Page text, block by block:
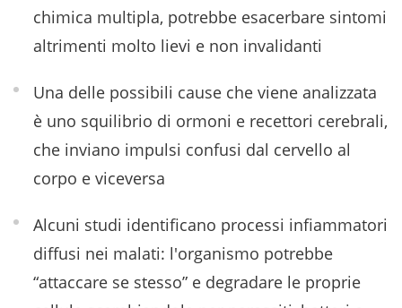
chimica multipla, potrebbe esacerbare sintomi
altrimenti molto lievi e non invalidanti
Una delle possibili cause che viene analizzata
è uno squilibrio di ormoni e recettori cerebrali,
che inviano impulsi confusi dal cervello al
corpo e viceversa
Alcuni studi identificano processi infiammatori
diffusi nei malati: l'organismo potrebbe
“attaccare se stesso” e degradare le proprie